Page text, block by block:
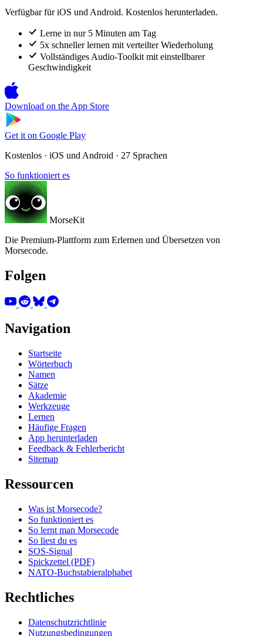
Verfügbar für iOS und Android. Kostenlos herunterladen.
Lerne in nur 5 Minuten am Tag
5x schneller lernen mit verteilter Wiederholung
Vollständiges Audio-Toolkit mit einstellbarer
Geschwindigkeit
Download on the App Store
Get it on Google Play
Kostenlos · iOS und Android · 27 Sprachen
So funktioniert es
MorseKit
Die Premium-Plattform zum Erlernen und Übersetzen von
Morsecode.
Folgen
Navigation
Startseite
Wörterbuch
Namen
Sätze
Akademie
Werkzeuge
Lernen
Häufige Fragen
App herunterladen
Feedback & Fehlerbericht
Sitemap
Ressourcen
Was ist Morsecode?
So funktioniert es
So lernt man Morsecode
So liest du es
SOS-Signal
Spickzettel (PDF)
NATO-Buchstabieralphabet
Rechtliches
Datenschutzrichtlinie
Nutzungsbedingungen